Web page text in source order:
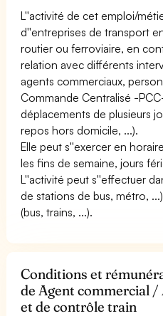
L''activité de cet emploi/
d''entreprises de transport
routier ou ferroviaire, en
relation avec différents
agents commerciaux,
Commande Centralisé -
déplacements de plusieurs
repos hors domicile, ...).
Elle peut s''exercer en
les fins de semaine, jours
L''activité peut s''effectuer
de stations de bus, métro,
(bus, trains, ...).
Conditions et
de Agent commercial
et de contrôle train